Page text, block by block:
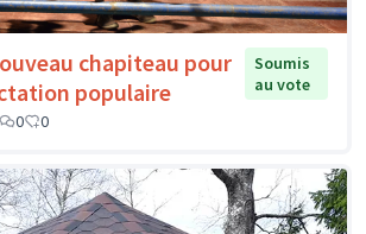
chapiteau pour
populaire
Soumis
au vote
0 0